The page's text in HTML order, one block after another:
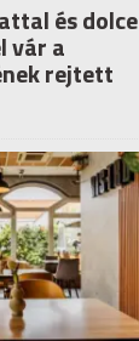
és dolce
vár a
rejtett